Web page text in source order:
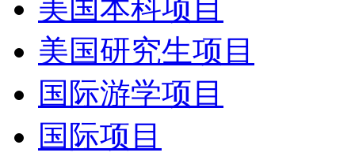
美国本科项目
美国研究生项目
国际游学项目
国际项目